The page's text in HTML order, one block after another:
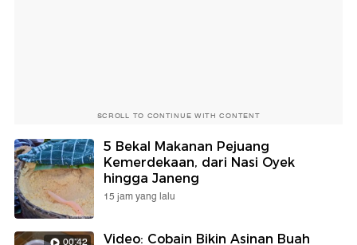
SCROLL TO CONTINUE WITH CONTENT
5 Bekal Makanan Pejuang
Kemerdekaan, dari Nasi Oyek
hingga Janeng
15 jam yang lalu
00:42
Video: Cobain Bikin Asinan Buah